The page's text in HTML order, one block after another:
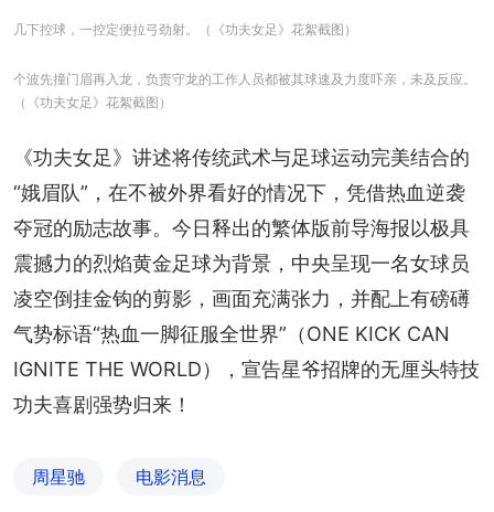
几下控球，一控定便拉弓劲射。（《功夫女足》花絮截图）
个波先撞门眉再入龙，负责守龙的工作人员都被其球速及力度吓亲，未及反应。
（《功夫女足》花絮截图）
《功夫女足》讲述将传统武术与足球运动完美结合的
“娥眉队”，在不被外界看好的情况下，凭借热血逆袭
夺冠的励志故事。今日释出的繁体版前导海报以极具
震撼力的烈焰黄金足球为背景，中央呈现一名女球员
凌空倒挂金钩的剪影，画面充满张力，并配上有磅礡
气势标语“热血一脚征服全世界”（ONE KICK CAN
IGNITE THE WORLD），宣告星爷招牌的无厘头特技
功夫喜剧强势归来！
周星驰 电影消息